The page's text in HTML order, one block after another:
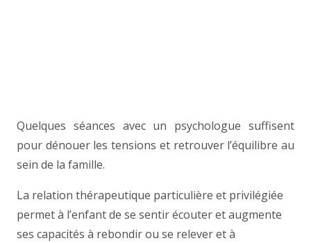
Quelques séances avec un psychologue suffisent
pour dénouer les tensions et retrouver l’équilibre au
sein de la famille.
La relation thérapeutique particulière et privilégiée
permet à l’enfant de se sentir écouter et augmente
ses capacités à rebondir ou se relever et à